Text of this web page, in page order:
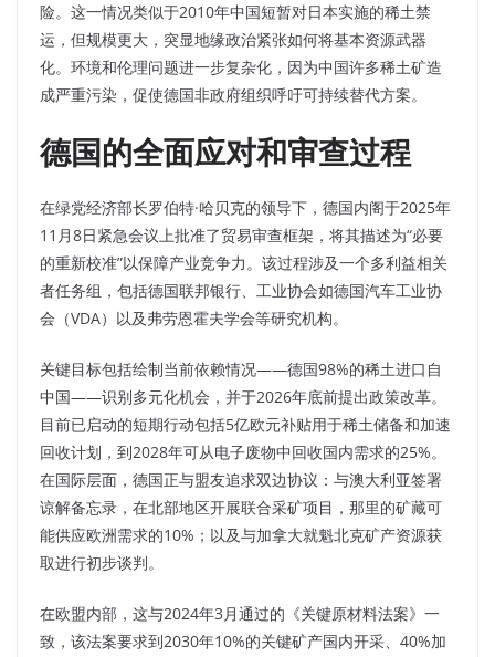
险。这一情况类似于2010年中国短暂对日本实施的稀土禁
运，但规模更大，突显地缘政治紧张如何将基本资源武器
化。环境和伦理问题进一步复杂化，因为中国许多稀土矿造
成严重污染，促使德国非政府组织呼吁可持续替代方案。
德国的全面应对和审查过程
在绿党经济部长罗伯特·哈贝克的领导下，德国内阁于2025年
11月8日紧急会议上批准了贸易审查框架，将其描述为“必要
的重新校准”以保障产业竞争力。该过程涉及一个多利益相关
者任务组，包括德国联邦银行、工业协会如德国汽车工业协
会（VDA）以及弗劳恩霍夫学会等研究机构。
关键目标包括绘制当前依赖情况——德国98%的稀土进口自
中国——识别多元化机会，并于2026年底前提出政策改革。
目前已启动的短期行动包括5亿欧元补贴用于稀土储备和加速
回收计划，到2028年可从电子废物中回收国内需求的25%。
在国际层面，德国正与盟友追求双边协议：与澳大利亚签署
谅解备忘录，在北部地区开展联合采矿项目，那里的矿藏可
能供应欧洲需求的10%；以及与加拿大就魁北克矿产资源获
取进行初步谈判。
在欧盟内部，这与2024年3月通过的《关键原材料法案》一
致，该法案要求到2030年10%的关键矿产国内开采、40%加